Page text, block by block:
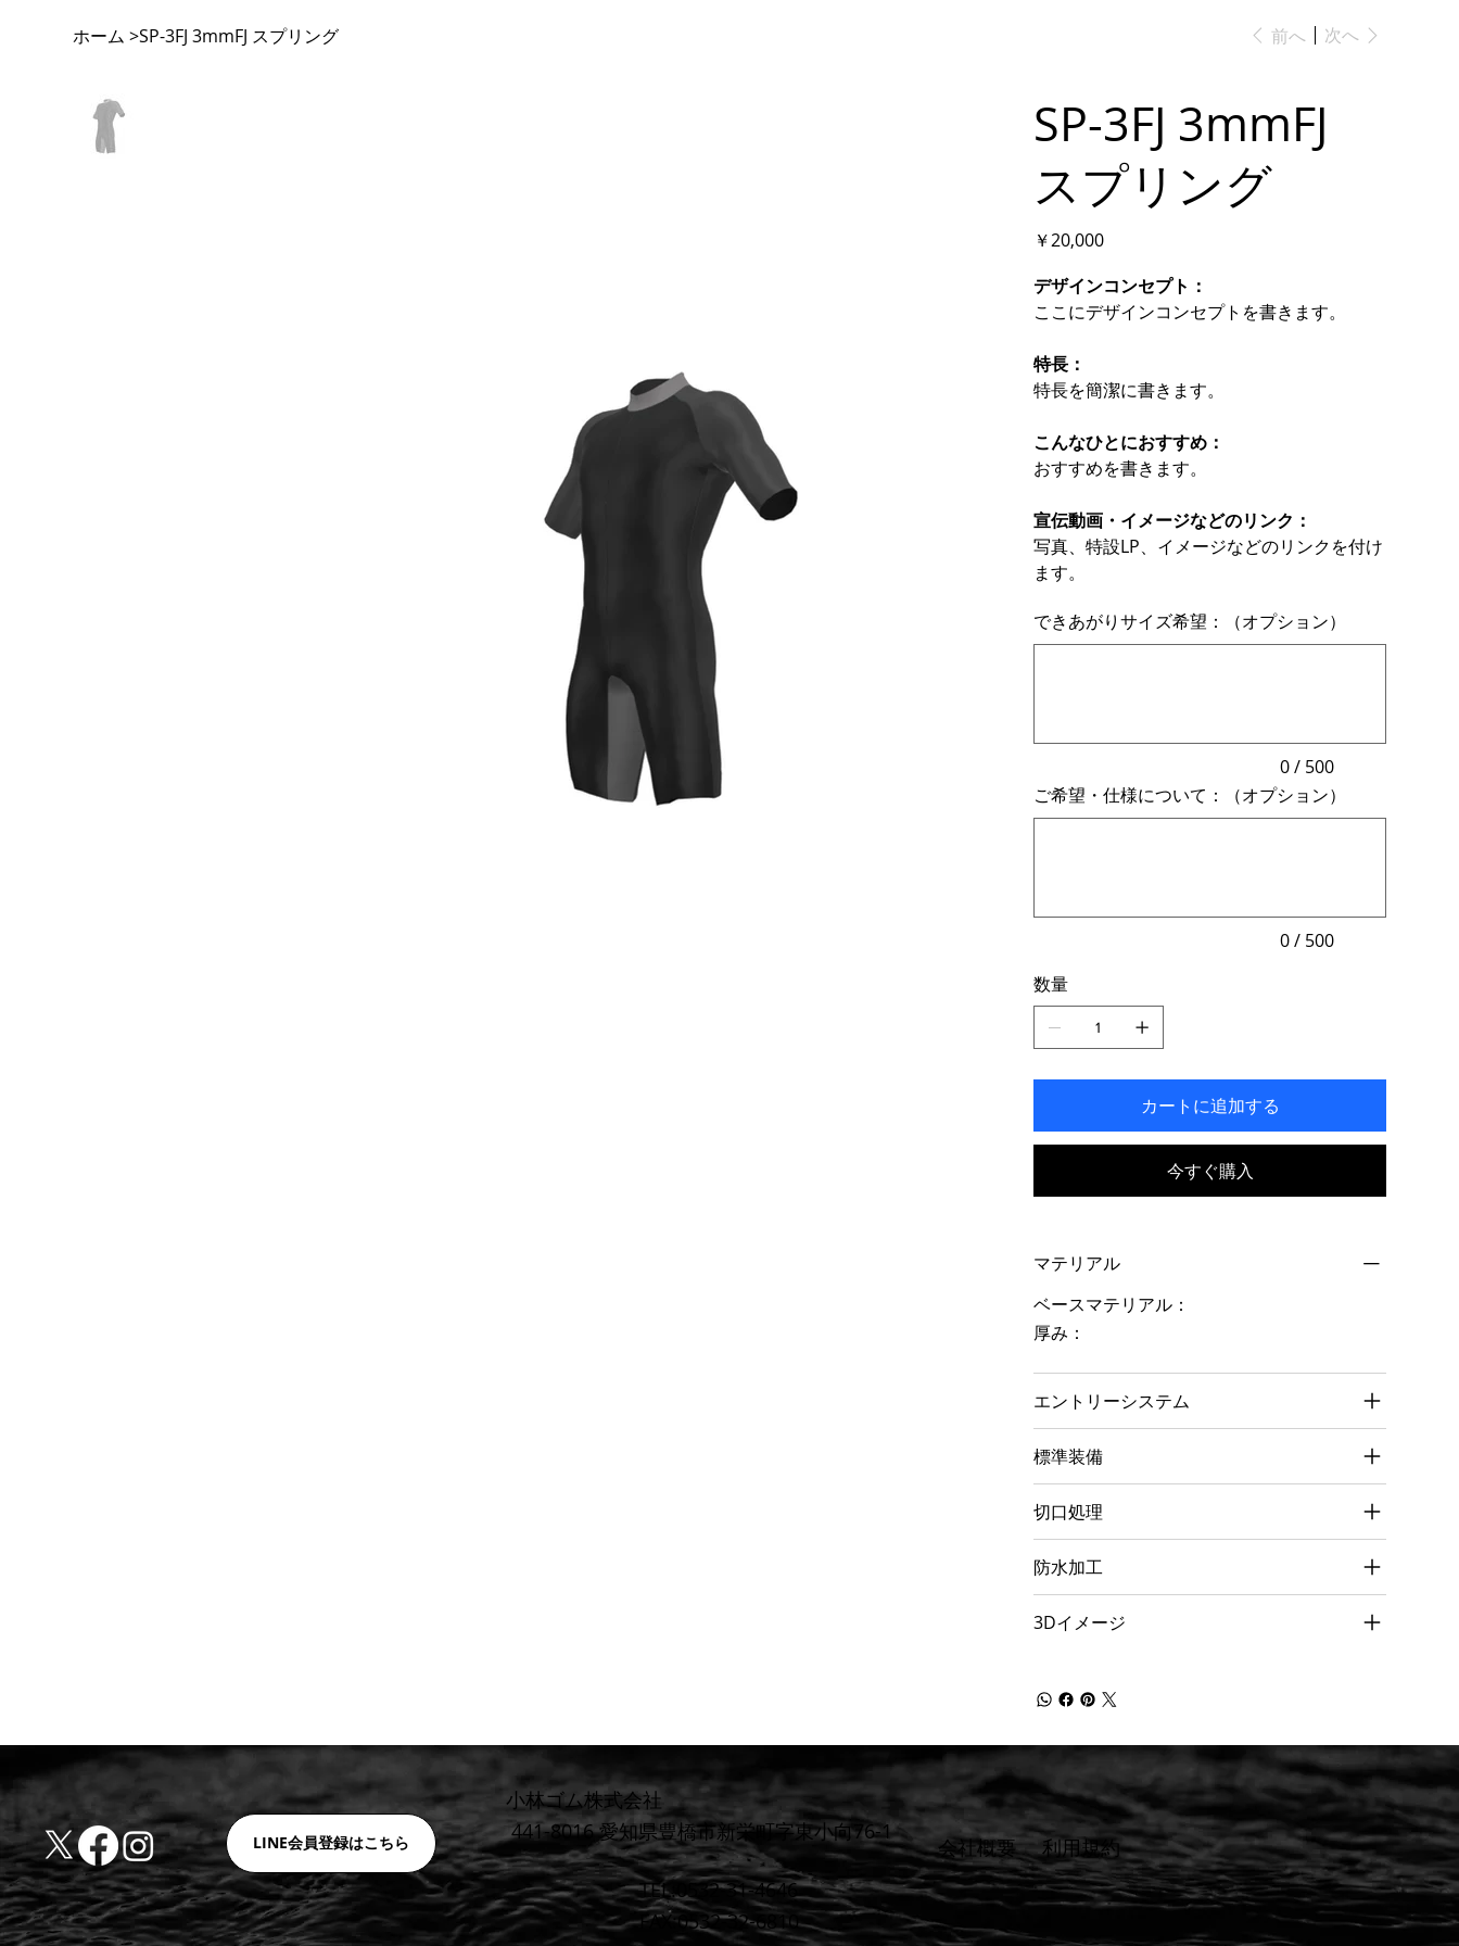
ホーム >SP-3FJ 3mmFJ スプリング 前へ 次へ
SP-3FJ 3mmFJ
スプリング
価
格
￥20,000
デザインコンセプト：
ここにデザインコンセプトを書きます。
特長：
特長を簡潔に書きます。
こんなひとにおすすめ：
おすすめを書きます。
宣伝動画・イメージなどのリンク：
写真、特設LP、イメージなどのリンクを付け
ます。
できあがりサイズ希望：（オプション）
入
き
ま
す。
0 / 500
ご希望・仕様について：（オプション）
入
ま
す。
0 / 500
数量
カートに追加する
今すぐ購入
マテリアル
ベースマテリアル：
厚み：
エントリーシステム
標準装備
切口処理
防水加工
3Dイメージ
LINE会員登録はこちら
小林ゴム株式会社
441-8016 愛知県豊橋市新栄町字東小向76-1
TEL:0532-31-4646
FAX:0532-32-6810
​会社概要 ​利用規約